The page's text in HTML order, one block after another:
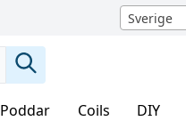
Sverige
Poddar Coils DIY